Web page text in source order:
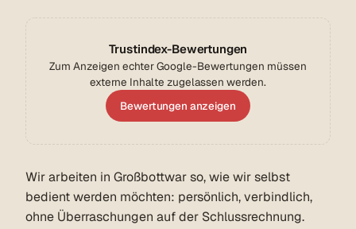
Trustindex-Bewertungen
Zum Anzeigen echter Google-Bewertungen müssen
externe Inhalte zugelassen werden.
Bewertungen anzeigen
Wir arbeiten in Großbottwar so, wie wir selbst
bedient werden möchten: persönlich, verbindlich,
ohne Überraschungen auf der Schlussrechnung.